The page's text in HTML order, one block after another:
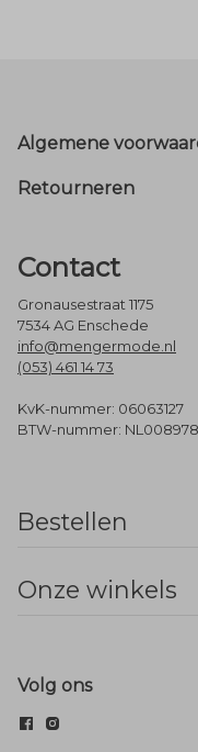
Footer
Algemene
Retourneren
Contact
Gronausestraat 1175
7534 AG Enschede
info@mengermode.nl
(053) 461 14 73
KvK-nummer: 06063127
BTW-nummer:
Bestellen
Onze winkels
Volg ons